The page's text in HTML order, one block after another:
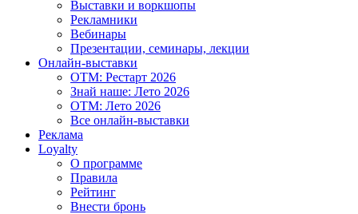
Выставки и воркшопы
Рекламники
Вебинары
Презентации, семинары, лекции
Онлайн-выставки
OTM: Рестарт 2026
Знай наше: Лето 2026
OTM: Лето 2026
Все онлайн-выставки
Реклама
Loyalty
О программе
Правила
Рейтинг
Внести бронь